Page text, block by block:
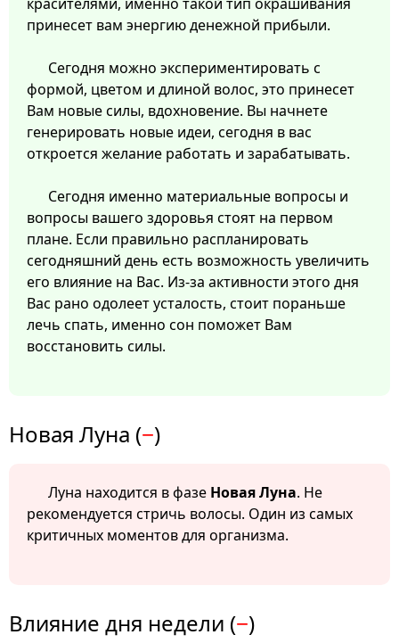
принесет вам энергию денежной прибыли.
Сегодня можно экспериментировать с
формой, цветом и длиной волос, это принесет
Вам новые силы, вдохновение. Вы начнете
генерировать новые идеи, сегодня в вас
откроется желание работать и зарабатывать.
Сегодня именно материальные вопросы и
вопросы вашего здоровья стоят на первом
плане. Если правильно распланировать
сегодняшний день есть возможность увеличить
его влияние на Вас. Из-за активности этого дня
Вас рано одолеет усталость, стоит пораньше
лечь спать, именно сон поможет Вам
восстановить силы.
Новая Луна (−)
Луна находится в фазе Новая Луна. Не
рекомендуется стричь волосы. Один из самых
критичных моментов для организма.
Влияние дня недели (−)